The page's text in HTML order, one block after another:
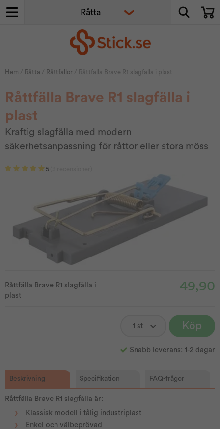
Hem / Råtta / Råttfällor / Råttfälla Brave R1 slagfälla i plast
Råttfälla Brave R1 slagfälla i
plast
Kraftig slagfälla med modern
säkerhetsanpassning för råttor eller stora möss
5
Råttfälla Brave R1 slagfälla i
plast
49,90
Köp
Snabb leverans: 1-2 dagar
Beskrivning Specifikation FAQ-frågor
Råttfälla Brave R1 slagfälla är:
Klassisk modell i tålig industriplast
Enkel och välbeprövad